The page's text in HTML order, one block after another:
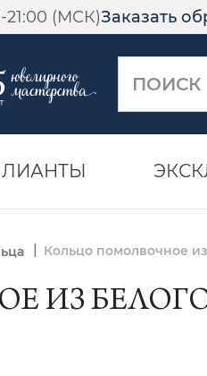
21:00 (МСК)Заказать
Кольцо помолвочное из
БЕЛОГО